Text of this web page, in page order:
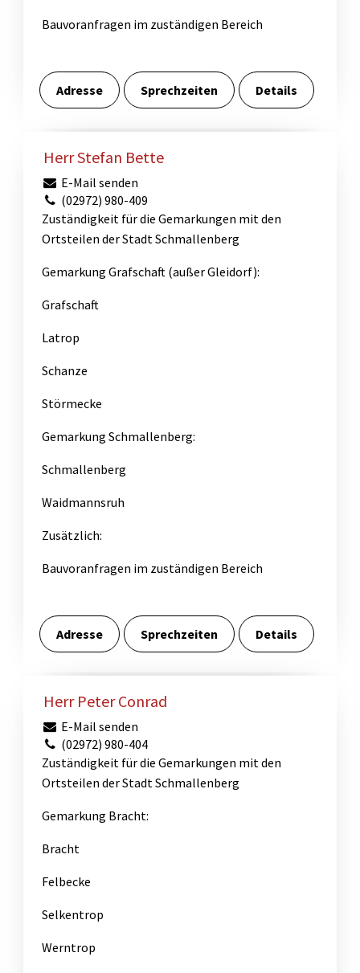
Bauvoranfragen im zuständigen Bereich
Adresse Sprechzeiten Details
Herr Stefan Bette
E-Mail senden
(02972) 980-409
Zuständigkeit für die Gemarkungen mit den
Ortsteilen der Stadt Schmallenberg
Gemarkung Grafschaft (außer Gleidorf):
Grafschaft
Latrop
Schanze
Störmecke
Gemarkung Schmallenberg:
Schmallenberg
Waidmannsruh
Zusätzlich:
Bauvoranfragen im zuständigen Bereich
Adresse Sprechzeiten Details
Herr Peter Conrad
E-Mail senden
(02972) 980-404
Zuständigkeit für die Gemarkungen mit den
Ortsteilen der Stadt Schmallenberg
Gemarkung Bracht:
Bracht
Felbecke
Selkentrop
Werntrop